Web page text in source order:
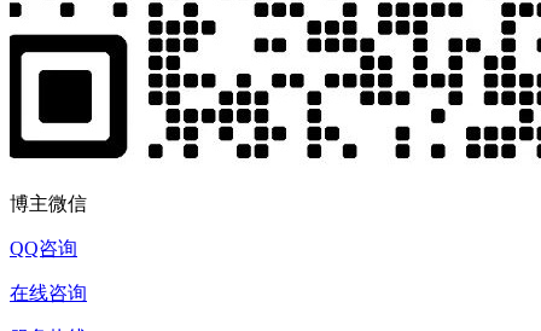
博主微信
QQ咨询
在线咨询